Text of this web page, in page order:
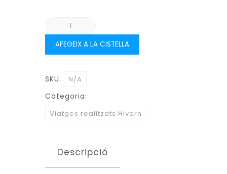
quantitat
de
ESCENARI
TRANSMUTAT
LLEGENDA
AFEGEIX A LA CISTELLA
SKU: N/A
Categoria:
Viatges realitzats Hivern
Descripció